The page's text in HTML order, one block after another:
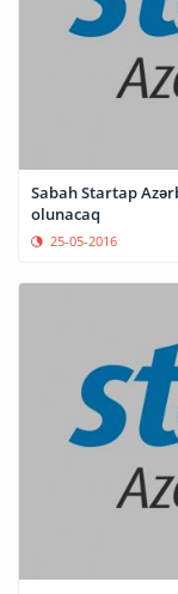
Sabah Startap
olunacaq
25-05-2016